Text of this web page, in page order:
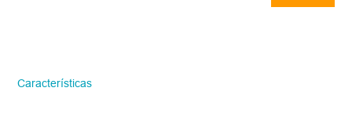
región/país. ¡Te responderemos lo antes
Características